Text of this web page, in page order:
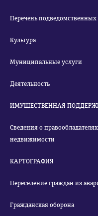
Перечень подведомственных
Культура
Муниципальные услуги
Деятельность
ИМУЩЕСТВЕННАЯ
Сведения о
недвижимости
КАРТОГРАФИЯ
Переселение граждан из
Гражданская оборона